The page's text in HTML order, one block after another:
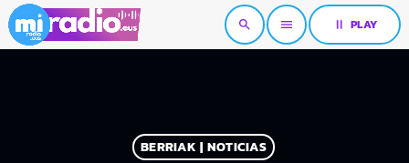
search menu pause PLAY
BERRIAK | NOTICIAS